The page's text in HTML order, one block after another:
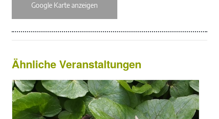
Google Karte anzeigen
Ähnliche Veranstaltungen